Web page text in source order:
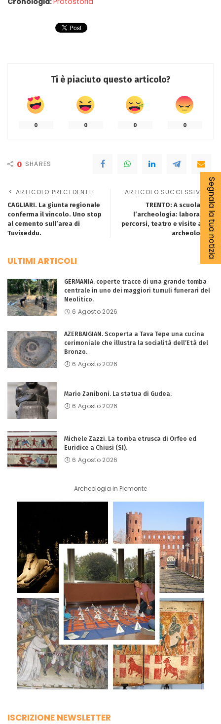
Ti è piaciuto questo articolo?
0 0 0 0
0 SHARES
ARTICOLO PRECEDENTE
CAGLIARI. La giunta regionale
conferma il vincolo. Uno stop
al cemento sull’area di
Tuvixeddu.
ARTICOLO SUCCESSIVO
TRENTO: A scuola con
l’archeologia: laboratori,
percorsi, teatro e visite a siti
archeologici.
ULTIMI ARTICOLI
GERMANIA. coperte tracce di una grande tomba
centrale in uno dei maggiori tumuli funerari del
Neolitico.
6 Agosto 2026
AZERBAIGIAN. Scoperta a Tava Tepe una cucina
cerimoniale che illustra la socialità dell’Età del
Bronzo.
6 Agosto 2026
Mario Zaniboni. La statua di Gudea.
6 Agosto 2026
Michele Zazzi. La tomba etrusca di Orfeo ed
Euridice a Chiusi (SI).
6 Agosto 2026
Archeologia in Piemonte
ISCRIZIONE NEWSLETTER
Segnala la tua notizia